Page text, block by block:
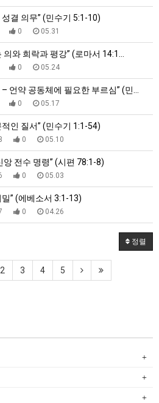
결 의무” (민수기 5:1-10)
0 05.31
의와 희락과 평강” (로마서 14:1…
0 05.24
언약 공동체에 필요한 부르심” (민…
0 05.17
인 질서” (민수기 1:1-54)
0 05.10
앙 전수 명령” (시편 78:1-8)
0 05.03
” (에베소서 3:1-13)
0 04.26
정렬
2 3 4 5